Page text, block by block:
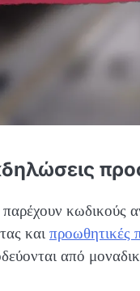
κωδικούς
καιπροωθητικές
από